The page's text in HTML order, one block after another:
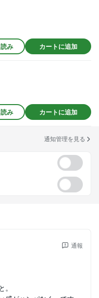
み カートに追加
み カートに追加
通知管理を見る
通報